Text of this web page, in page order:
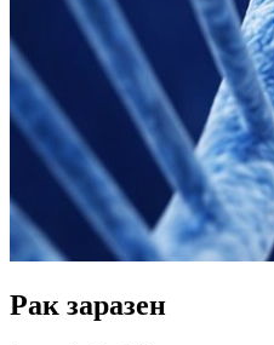
Рак заразен